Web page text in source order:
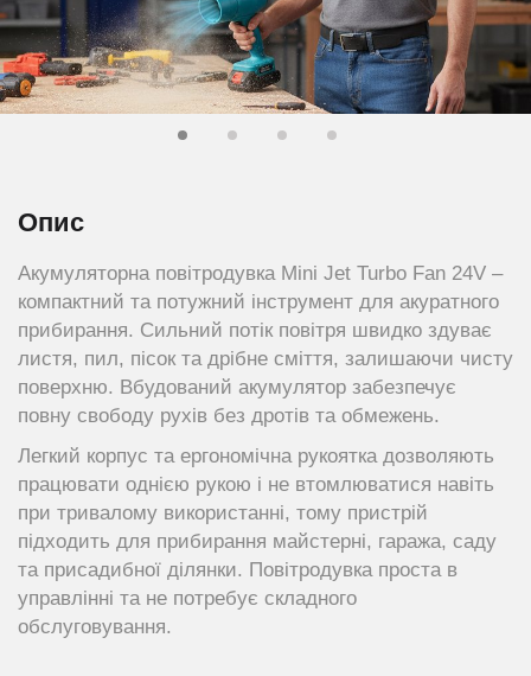
Опис
Акумуляторна повітродувка Mini Jet Turbo Fan 24V –
компактний та потужний інструмент для акуратного
прибирання. Сильний потік повітря швидко здуває
листя, пил, пісок та дрібне сміття, залишаючи чисту
поверхню. Вбудований акумулятор забезпечує
повну свободу рухів без дротів та обмежень.
Легкий корпус та ергономічна рукоятка дозволяють
працювати однією рукою і не втомлюватися навіть
при тривалому використанні, тому пристрій
підходить для прибирання майстерні, гаража, саду
та присадибної ділянки. Повітродувка проста в
управлінні та не потребує складного
обслуговування.